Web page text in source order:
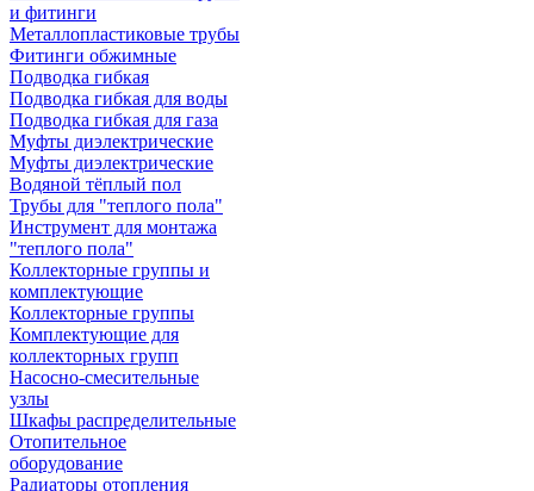
и фитинги
Металлопластиковые трубы
Фитинги обжимные
Подводка гибкая
Подводка гибкая для воды
Подводка гибкая для газа
Муфты диэлектрические
Муфты диэлектрические
Водяной тёплый пол
Трубы для "теплого пола"
Инструмент для монтажа
"теплого пола"
Коллекторные группы и
комплектующие
Коллекторные группы
Комплектующие для
коллекторных групп
Насосно-смесительные
узлы
Шкафы распределительные
Отопительное
оборудование
Радиаторы отопления